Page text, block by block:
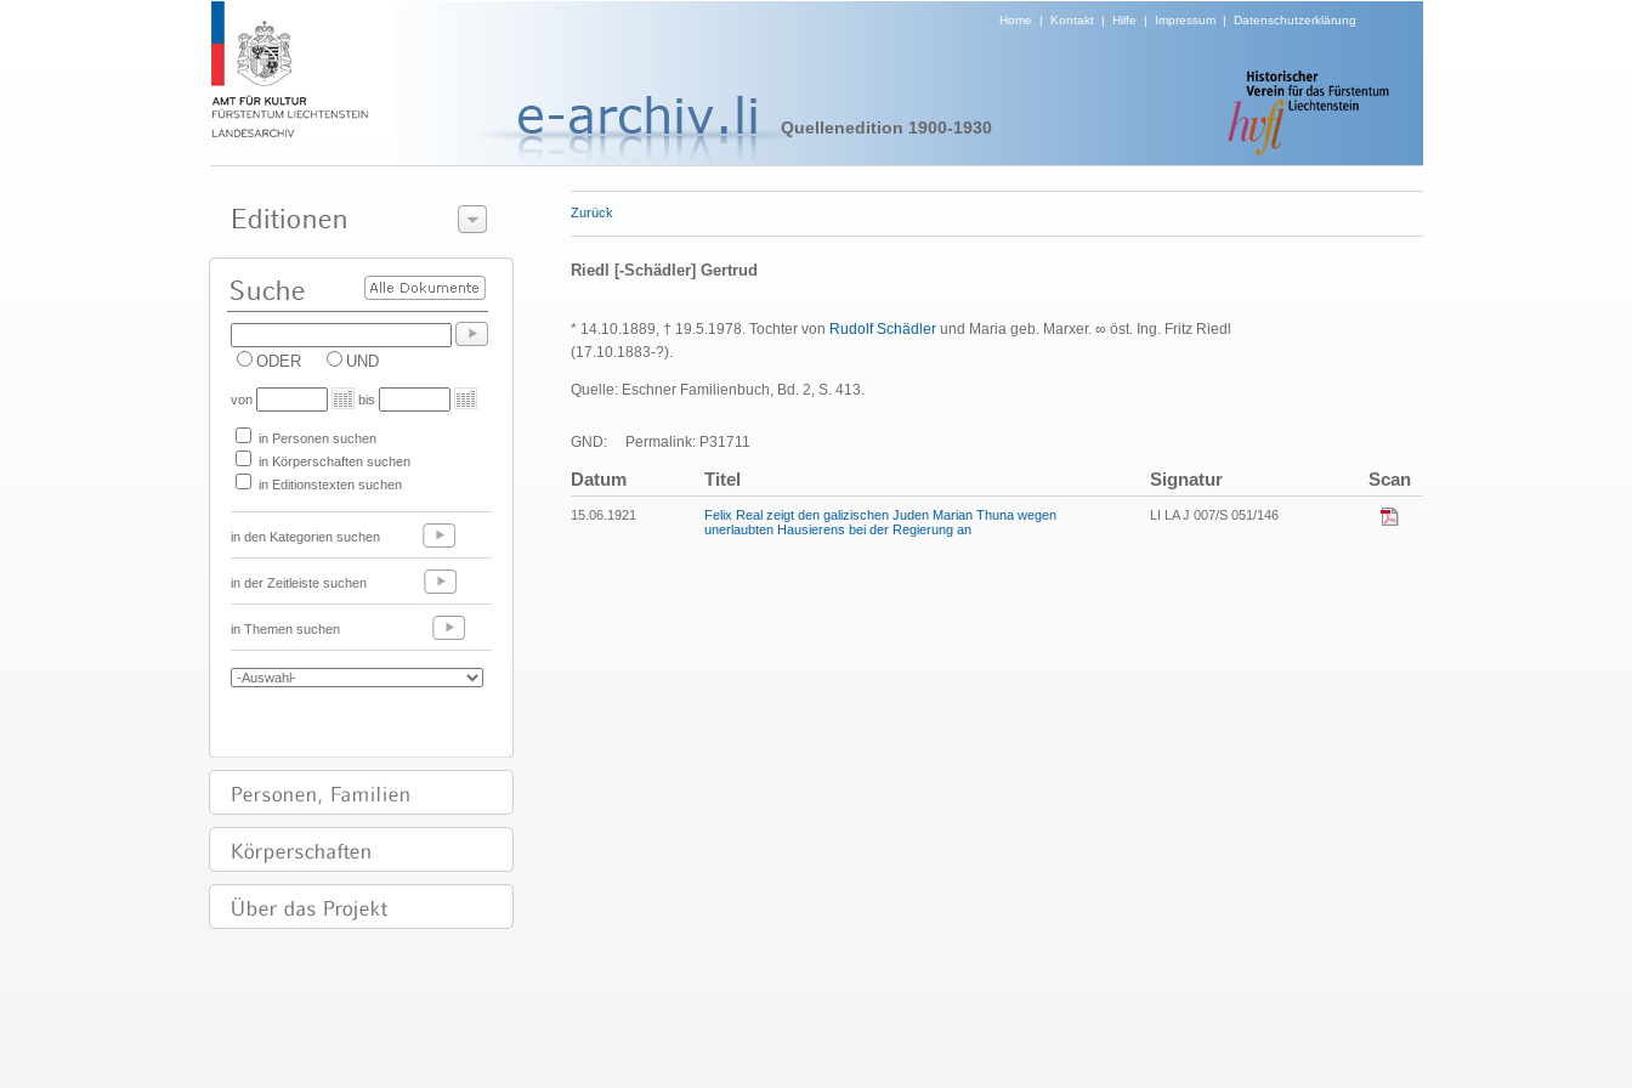
Home | Kontakt| Hilfe | Impressum| Datenschutzerklärung
Quellenedition 1900-1930
ODER UND
von bis
in Personen suchen
in Körperschaften suchen
in Editionstexten suchen
in den Kategorien suchen
in der Zeitleiste suchen
in Themen suchen
Zurück
Riedl [-Schädler] Gertrud
* 14.10.1889, † 19.5.1978. Tochter von Rudolf Schädler und Maria geb. Marxer. ∞ öst. Ing. Fritz Riedl
(17.10.1883-?).
Quelle: Eschner Familienbuch, Bd. 2, S. 413.
GND: Permalink: P31711
Datum Titel Signatur Scan
15.06.1921
Felix Real zeigt den galizischen Juden Marian Thuna wegen
unerlaubten Hausierens bei der Regierung an
LI LA J 007/S 051/146